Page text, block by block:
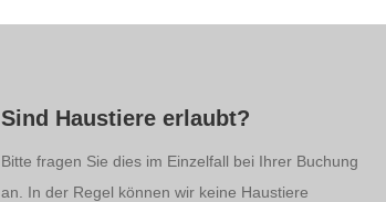
Sind Haustiere erlaubt?
Bitte fragen Sie dies im Einzelfall bei Ihrer Buchung
an. In der Regel können wir keine Haustiere